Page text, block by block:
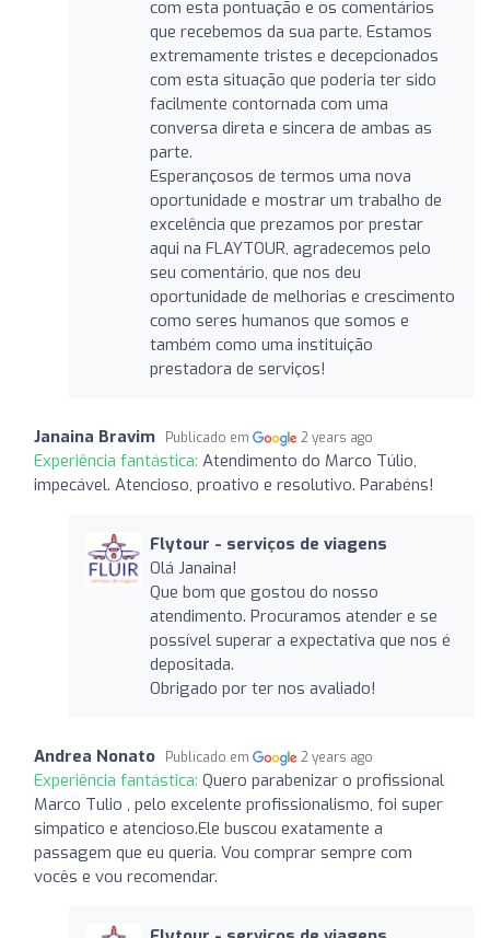
com esta pontuação e os comentários
que recebemos da sua parte. Estamos
extremamente tristes e decepcionados
com esta situação que poderia ter sido
facilmente contornada com uma
conversa direta e sincera de ambas as
parte.
Esperançosos de termos uma nova
oportunidade e mostrar um trabalho de
excelência que prezamos por prestar
aqui na FLAYTOUR, agradecemos pelo
seu comentário, que nos deu
oportunidade de melhorias e crescimento
como seres humanos que somos e
também como uma instituição
prestadora de serviços!
Janaina Bravim Publicado em 2 years ago
Experiência fantástica: Atendimento do Marco Túlio,
impecável. Atencioso, proativo e resolutivo. Parabéns!
Flytour - serviços de viagens
Olá Janaina!
Que bom que gostou do nosso
atendimento. Procuramos atender e se
possível superar a expectativa que nos é
depositada.
Obrigado por ter nos avaliado!
Andrea Nonato Publicado em 2 years ago
Experiência fantástica: Quero parabenizar o profissional
Marco Tulio , pelo excelente profissionalismo, foi super
simpatico e atencioso.Ele buscou exatamente a
passagem que eu queria. Vou comprar sempre com
vocês e vou recomendar.